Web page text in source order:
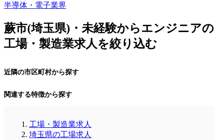
半導体・電子業界
蕨市(埼玉県)・未経験からエンジニアの
工場・製造業求人を絞り込む
近隣の市区町村から探す
関連する特徴から探す
工場・製造業求人
埼玉県の工場求人